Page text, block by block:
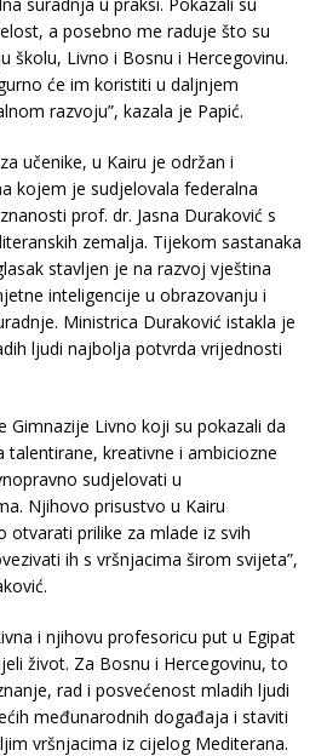
a posebno me raduje što su
školu, Livno i Bosnu i Hercegovinu.
će im koristiti u daljnjem
razvoju”, kazala je Papić.
učenike, u Kairu je održan i
kojem je sudjelovala federalna
prof. dr. Jasna Duraković s
zemalja. Tijekom sastanaka
stavljen je na razvoj vještina
inteligencije u obrazovanju i
Ministrica Duraković istakla je
ljudi najbolja potvrda vrijednosti
Gimnazije Livno koji su pokazali da
talentirane, kreativne i ambiciozne
sudjelovati u
Njihovo prisustvo u Kairu
prilike za mlade iz svih
ih s vršnjacima širom svijeta”,
i njihovu profesoricu put u Egipat
život. Za Bosnu i Hercegovinu, to
rad i posvećenost mladih ljudi
međunarodnih događaja i staviti
vršnjacima iz cijelog Mediterana.